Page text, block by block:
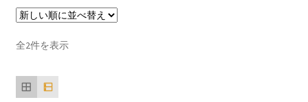
全2件を表示新